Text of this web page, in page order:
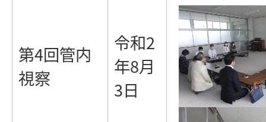
第4回管内
視察
令和2
年8月
3日